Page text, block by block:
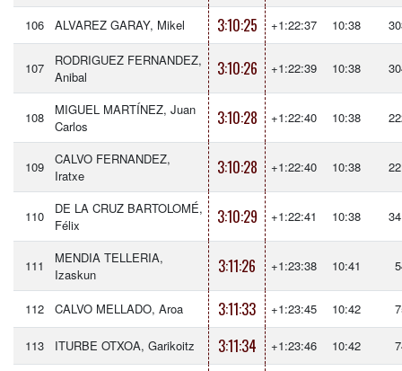
106 ALVAREZ GARAY, Mikel 3:10:25 +1:22:37 10:38
107
RODRIGUEZ FERNANDEZ,
Anibal
3:10:26 +1:22:39 10:38
108
MIGUEL MARTÍNEZ, Juan
Carlos
3:10:28 +1:22:40 10:38
109
CALVO FERNANDEZ,
Iratxe
3:10:28 +1:22:40 10:38
110
DE LA CRUZ BARTOLOMÉ,
Félix
3:10:29 +1:22:41 10:38
111
MENDIA TELLERIA,
Izaskun
3:11:26 +1:23:38 10:41
112 CALVO MELLADO, Aroa 3:11:33 +1:23:45 10:42
113 ITURBE OTXOA, Garikoitz 3:11:34 +1:23:46 10:42